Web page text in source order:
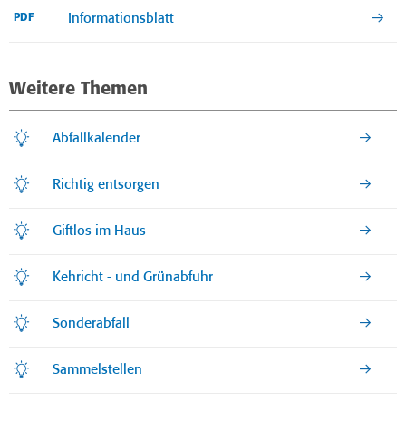
PDF Informationsblatt
Weitere Themen
Abfallkalender
Richtig entsorgen
Giftlos im Haus
Kehricht - und Grünabfuhr
Sonderabfall
Sammelstellen